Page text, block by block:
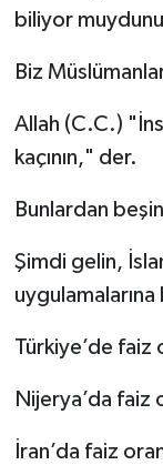
biliyor
Biz
Allah (C.C.)
kaçının," der.
Bunlardan
Şimdi gelin,
uygulamalarına
Türkiye’de faiz
Nijerya’da faiz
İran’da faiz